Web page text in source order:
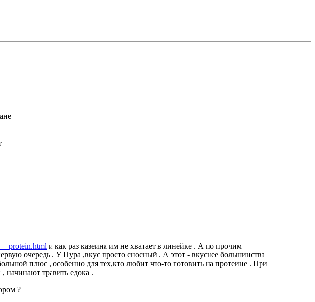
и как раз казеина им не хватает в линейке . А по прочим
очередь . У Пура ,вкус просто сносный . А этот - вкуснее большинства
плюс , особенно для тех,кто любит что-то готовить на протеине . При
начинают травить едока .
?